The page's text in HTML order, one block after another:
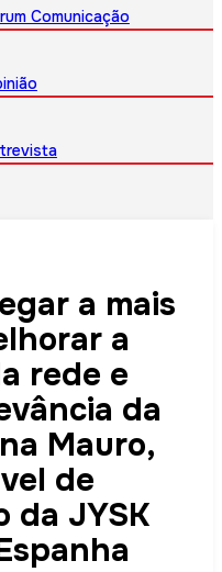
Comunicação
a mais
a
rede e
da
Mauro,
de
da JYSK